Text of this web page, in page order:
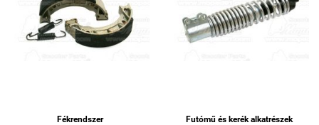
Fékrendszer Futómű és kerék alkatrészek